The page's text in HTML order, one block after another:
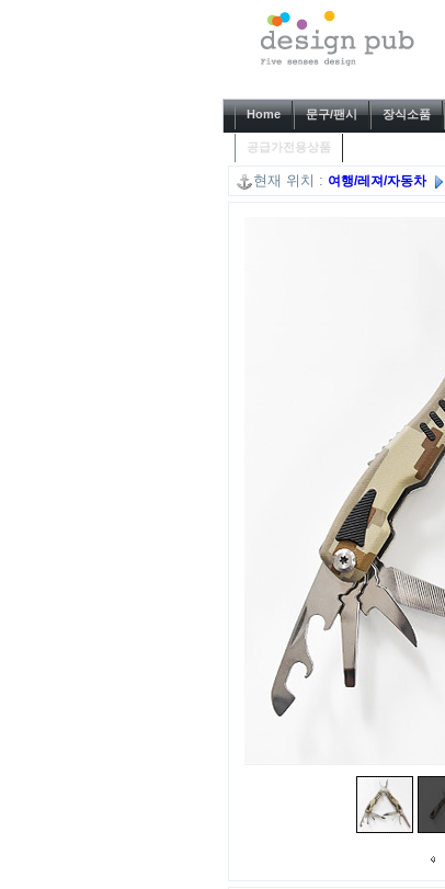
Home 문구/팬시 장식소품
공급가전용상품
현재 위치 : 여행/레져/자동차